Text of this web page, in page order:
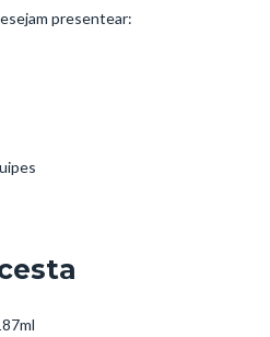
presentear: